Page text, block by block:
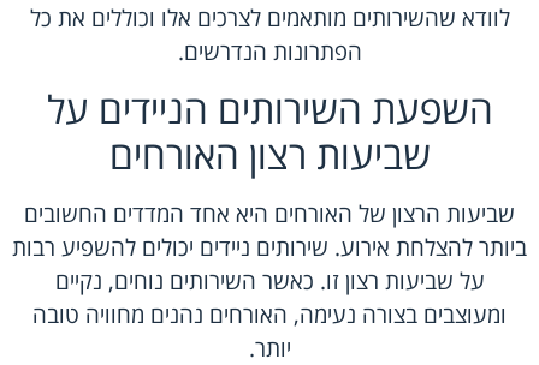
לוודא שהשירותים מותאמים לצרכים אלו וכוללים את כל
הפתרונות הנדרשים.
השפעת השירותים הניידים על
שביעות רצון האורחים
שביעות הרצון של האורחים היא אחד המדדים החשובים
ביותר להצלחת אירוע. שירותים ניידים יכולים להשפיע רבות
על שביעות רצון זו. כאשר השירותים נוחים, נקיים
ומעוצבים בצורה נעימה, האורחים נהנים מחוויה טובה
יותר.